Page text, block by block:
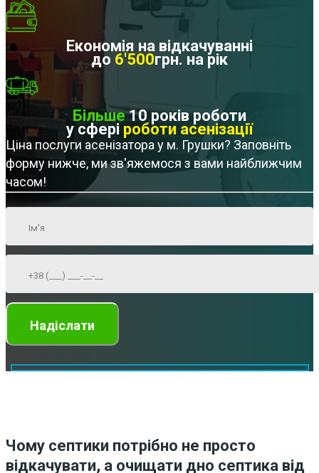
Економія на відкачуванні
до 6'500грн. на рік
Більше10 років роботи
у сфері роботи асенізації
Ціна послуги асенізатора у м. Грушки? Заповніть
форму нижче, ми зв'яжемося з вами найближчим
часом!
Чому септики потрібно не просто
відкачувати, а очищати дно септика від